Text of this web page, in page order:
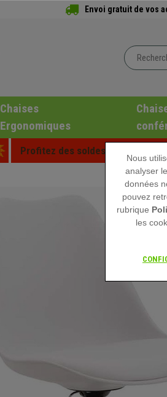
Envoi gratuit de vos
Chaises
Ergonomiques
Profitez des soldes d'été chez
Nous
analyser
données
pouvez
rubrique
les